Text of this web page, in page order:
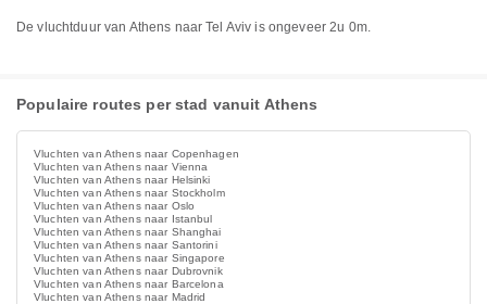
De vluchtduur van Athens naar Tel Aviv is ongeveer 2u 0m.
Populaire routes per stad vanuit Athens
Vluchten van Athens naar Copenhagen
Vluchten van Athens naar Vienna
Vluchten van Athens naar Helsinki
Vluchten van Athens naar Stockholm
Vluchten van Athens naar Oslo
Vluchten van Athens naar Istanbul
Vluchten van Athens naar Shanghai
Vluchten van Athens naar Santorini
Vluchten van Athens naar Singapore
Vluchten van Athens naar Dubrovnik
Vluchten van Athens naar Barcelona
Vluchten van Athens naar Madrid